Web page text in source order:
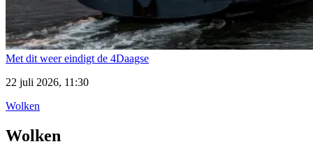
Met dit weer eindigt de 4Daagse
22 juli 2026, 11:30
Wolken
Wolken